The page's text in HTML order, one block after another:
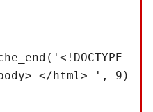
</html> ', 9)